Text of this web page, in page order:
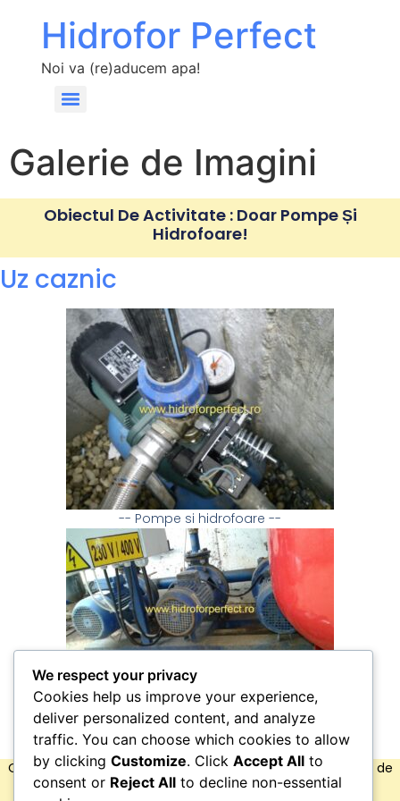
Hidrofor Perfect
Noi va (re)aducem apa!
Galerie de Imagini
Obiectul De Activitate : Doar Pompe Și
Hidrofoare!
Uz caznic
-- Pompe si hidrofoare --
-- Grupuri de pompare --
Uz industrial
Oferim servicii profesionale de mentenanță pentru grupuri de
pompare destinate:
We respect your privacy
Cookies help us improve your experience,
deliver personalized content, and analyze
traffic. You can choose which cookies to allow
by clicking Customize. Click Accept All to
consent or Reject All to decline non-essential